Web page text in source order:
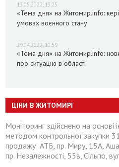
13.05.2022, 13:25
«Тема дня» на Житомир.info:
умовах воєнного стану
29.04.2022, 10:59
«Тема дня» на Житомир.info:
про ситуацію в області
ЦІНИ В ЖИТОМИРІ
Моніторинг здійснено на основі
методом контрольної закупки
продажу: АТБ, пр. Миру, 15А,
пр. Незалежності, 55в, Сільпо,